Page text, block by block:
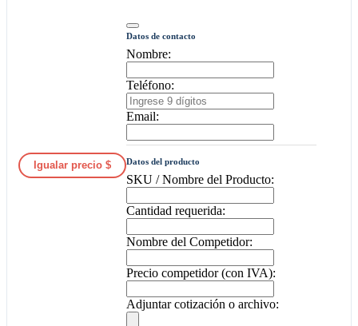
Igualar precio $
Datos de contacto
Nombre:
Teléfono:
Email:
Datos del producto
SKU / Nombre del Producto:
Cantidad requerida:
Nombre del Competidor:
Precio competidor (con IVA):
Adjuntar cotización o archivo: